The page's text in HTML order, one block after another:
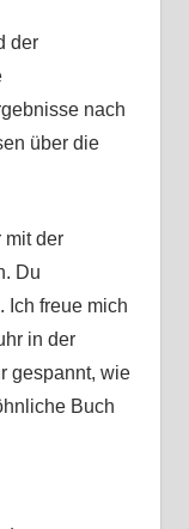
der
nach
über die
mit der
Du
Ich freue mich
in der
gespannt, wie
Buch